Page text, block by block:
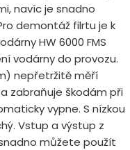
navíc je snadno
demontáž filrtu je k
HW 6000 FMS
vodárny do provozu.
nepřetržitě měří
zabraňuje škodám při
vypne. S nízkou
Vstup a výstup z
můžete použít